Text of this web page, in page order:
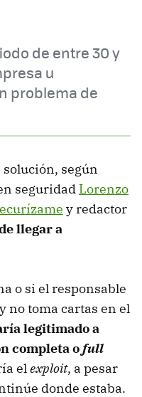
de entre 30 y
u
problema de
solución, según
seguridad Lorenzo
y redactor
llegar a
o si el responsable
no toma cartas en el
legitimado a
completa ofull
elexploit, a pesar
donde estaba.